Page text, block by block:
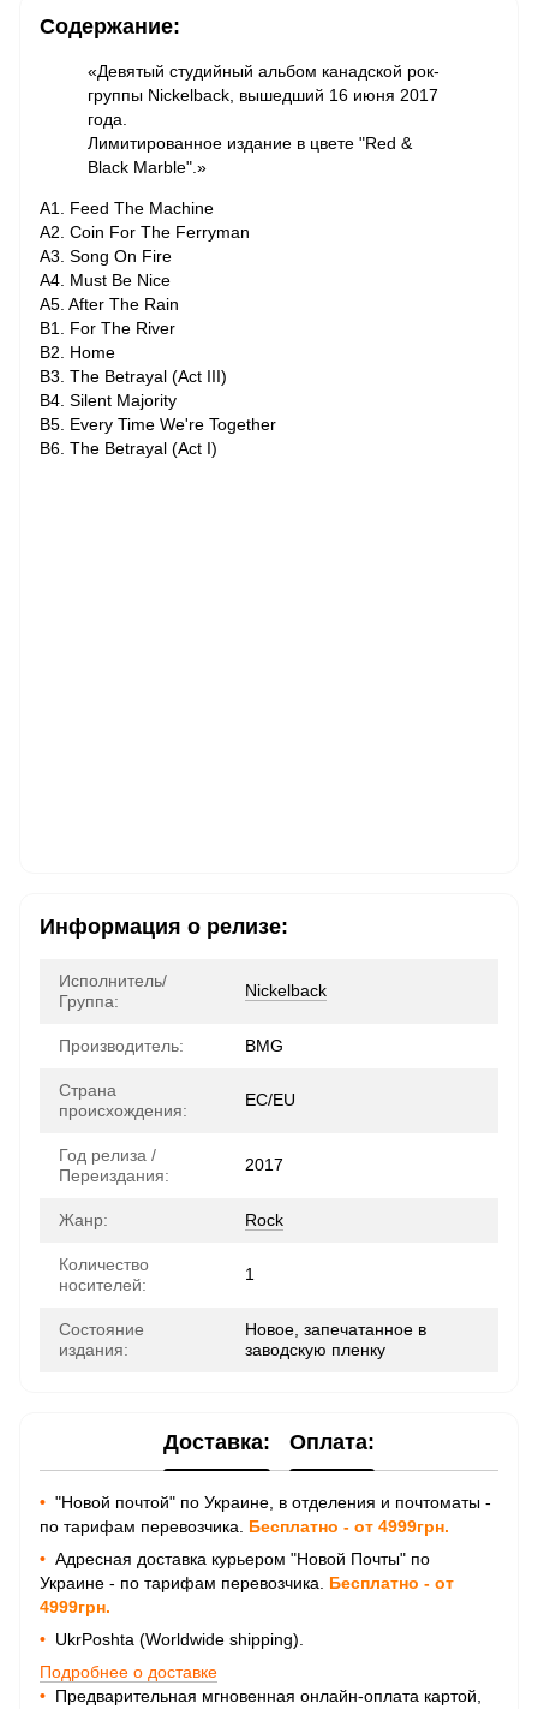
Содержание:
«Девятый студийный альбом канадской рок-
группы Nickelback, вышедший 16 июня 2017
года.
Лимитированное издание в цвете "Red &
Black Marble".»
A1. Feed The Machine
A2. Coin For The Ferryman
A3. Song On Fire
A4. Must Be Nice
A5. After The Rain
B1. For The River
B2. Home
B3. The Betrayal (Act III)
B4. Silent Majority
B5. Every Time We're Together
B6. The Betrayal (Act I)
Информация о релизе:
Исполнитель/
Группа:
Nickelback
Производитель: BMG
Страна
происхождения:
ЕС/EU
Год релиза /
Переиздания:
2017
Жанр: Rock
Количество
носителей:
1
Состояние
издания:
Новое, запечатанное в
заводскую пленку
Доставка: Оплата:
• "Новой почтой" по Украине, в отделения и почтоматы -
по тарифам перевозчика. Бесплатно - от 4999грн.
• Адресная доставка курьером "Новой Почты" по
Украине - по тарифам перевозчика. Бесплатно - от
4999грн.
• UkrPoshta (Worldwide shipping).
Подробнее о доставке
• Предварительная мгновенная онлайн-оплата картой,